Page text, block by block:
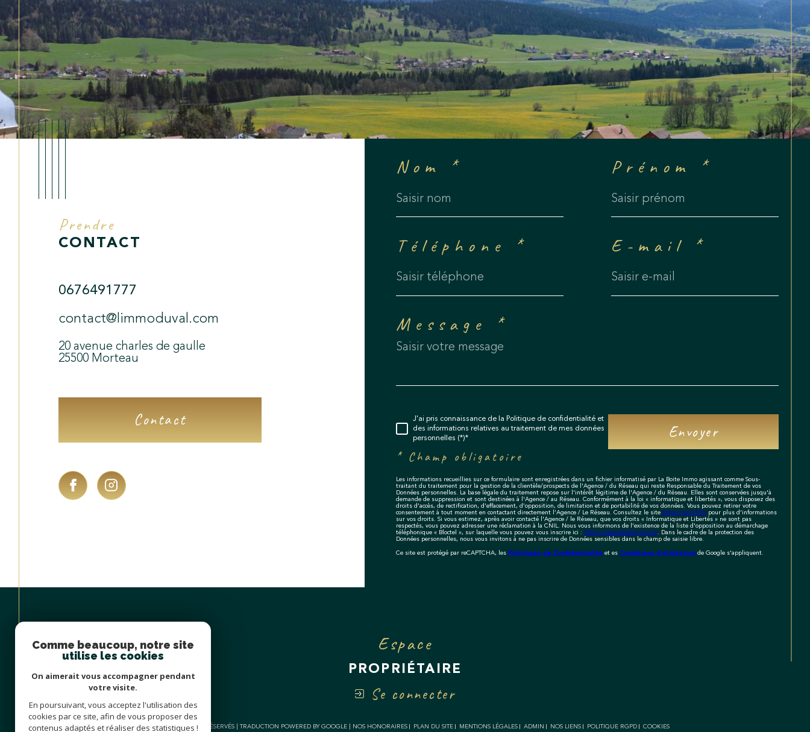
Nom * Prénom *
Téléphone * E-mail *
Message *
J'ai pris connaissance de la Politique de confidentialité et
des informations relatives au traitement de mes données
personnelles (*)*
* Champ obligatoire
Envoyer
Les informations recueillies sur ce formulaire sont enregistrées dans un fichier informatisé par La Boite Immo agissant comme Sous-
traitant du traitement pour la gestion de la clientèle/prospects de l'Agence / du Réseau qui reste Responsable du Traitement de vos
Données personnelles. La base légale du traitement repose sur l'intérêt légitime de l'Agence / du Réseau. Elles sont conservées jusqu'à
demande de suppression et sont destinées à l'Agence / au Réseau. Conformément à la loi « informatique et libertés », vous disposez des
droits d’accès, de rectification, d’effacement, d’opposition, de limitation et de portabilité de vos données. Vous pouvez retirer votre
consentement à tout moment en contactant directement l’Agence / Le Réseau. Consultez le site https://cnil.fr/frpour plus d’informations
sur vos droits. Si vous estimez, après avoir contacté l'Agence / le Réseau, que vos droits « Informatique et Libertés » ne sont pas
respectés, vous pouvez adresser une réclamation à la CNIL. Nous vous informons de l’existence de la liste d'opposition au démarchage
téléphonique « Bloctel », sur laquelle vous pouvez vous inscrire ici : https://www.bloctel.gouv.fr. Dans le cadre de la protection des
Données personnelles, nous vous invitons à ne pas inscrire de Données sensibles dans le champ de saisie libre.
Ce site est protégé par reCAPTCHA, les Politiques de Confidentialité et es Conditions d'utilisationde Google s'appliquent.
Prendre
CONTACT
0676491777
contact@limmoduval.com
20 avenue charles de gaulle
25500
Morteau
Contact
Espace
PROPRIÉTAIRE
Se connecter
© 2026 | TOUS DROITS RÉSERVÉS | TRADUCTION POWERED BY GOOGLE | NOS HONORAIRES PLAN DU SITE MENTIONS LÉGALES ADMIN NOS LIENS POLITIQUE RGPD COOKIES
Comme beaucoup, notre site
utilise les cookies
On aimerait vous accompagner pendant
votre visite.
En poursuivant, vous acceptez l'utilisation des
cookies par ce site, afin de vous proposer des
contenus adaptés et réaliser des statistiques !